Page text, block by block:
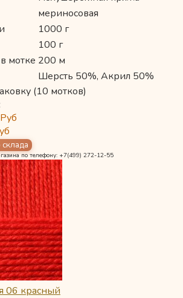
мериносовая
1000 г
100 г
мотке 200 м
Шерсть 50%, Акрил 50%
(10 мотков)
Руб
по телефону: +7(499) 272-12-55
06 красный